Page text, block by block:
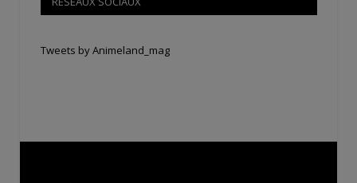
Tweets by Animeland_mag